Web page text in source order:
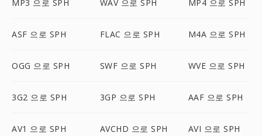
MP3 으로 SPH WAV 으로 SPH MP4 으로 SPH
ASF 으로 SPH FLAC 으로 SPH M4A 으로 SPH
OGG 으로 SPH SWF 으로 SPH WVE 으로 SPH
3G2 으로 SPH 3GP 으로 SPH AAF 으로 SPH
AV1 으로 SPH AVCHD 으로 SPH AVI 으로 SPH